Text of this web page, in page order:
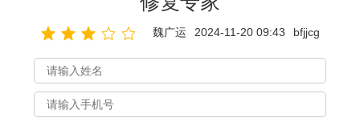
魏广运 2024-11-20 09:43 bfjjcg